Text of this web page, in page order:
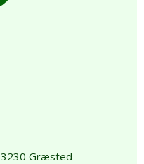
3230 Græsted